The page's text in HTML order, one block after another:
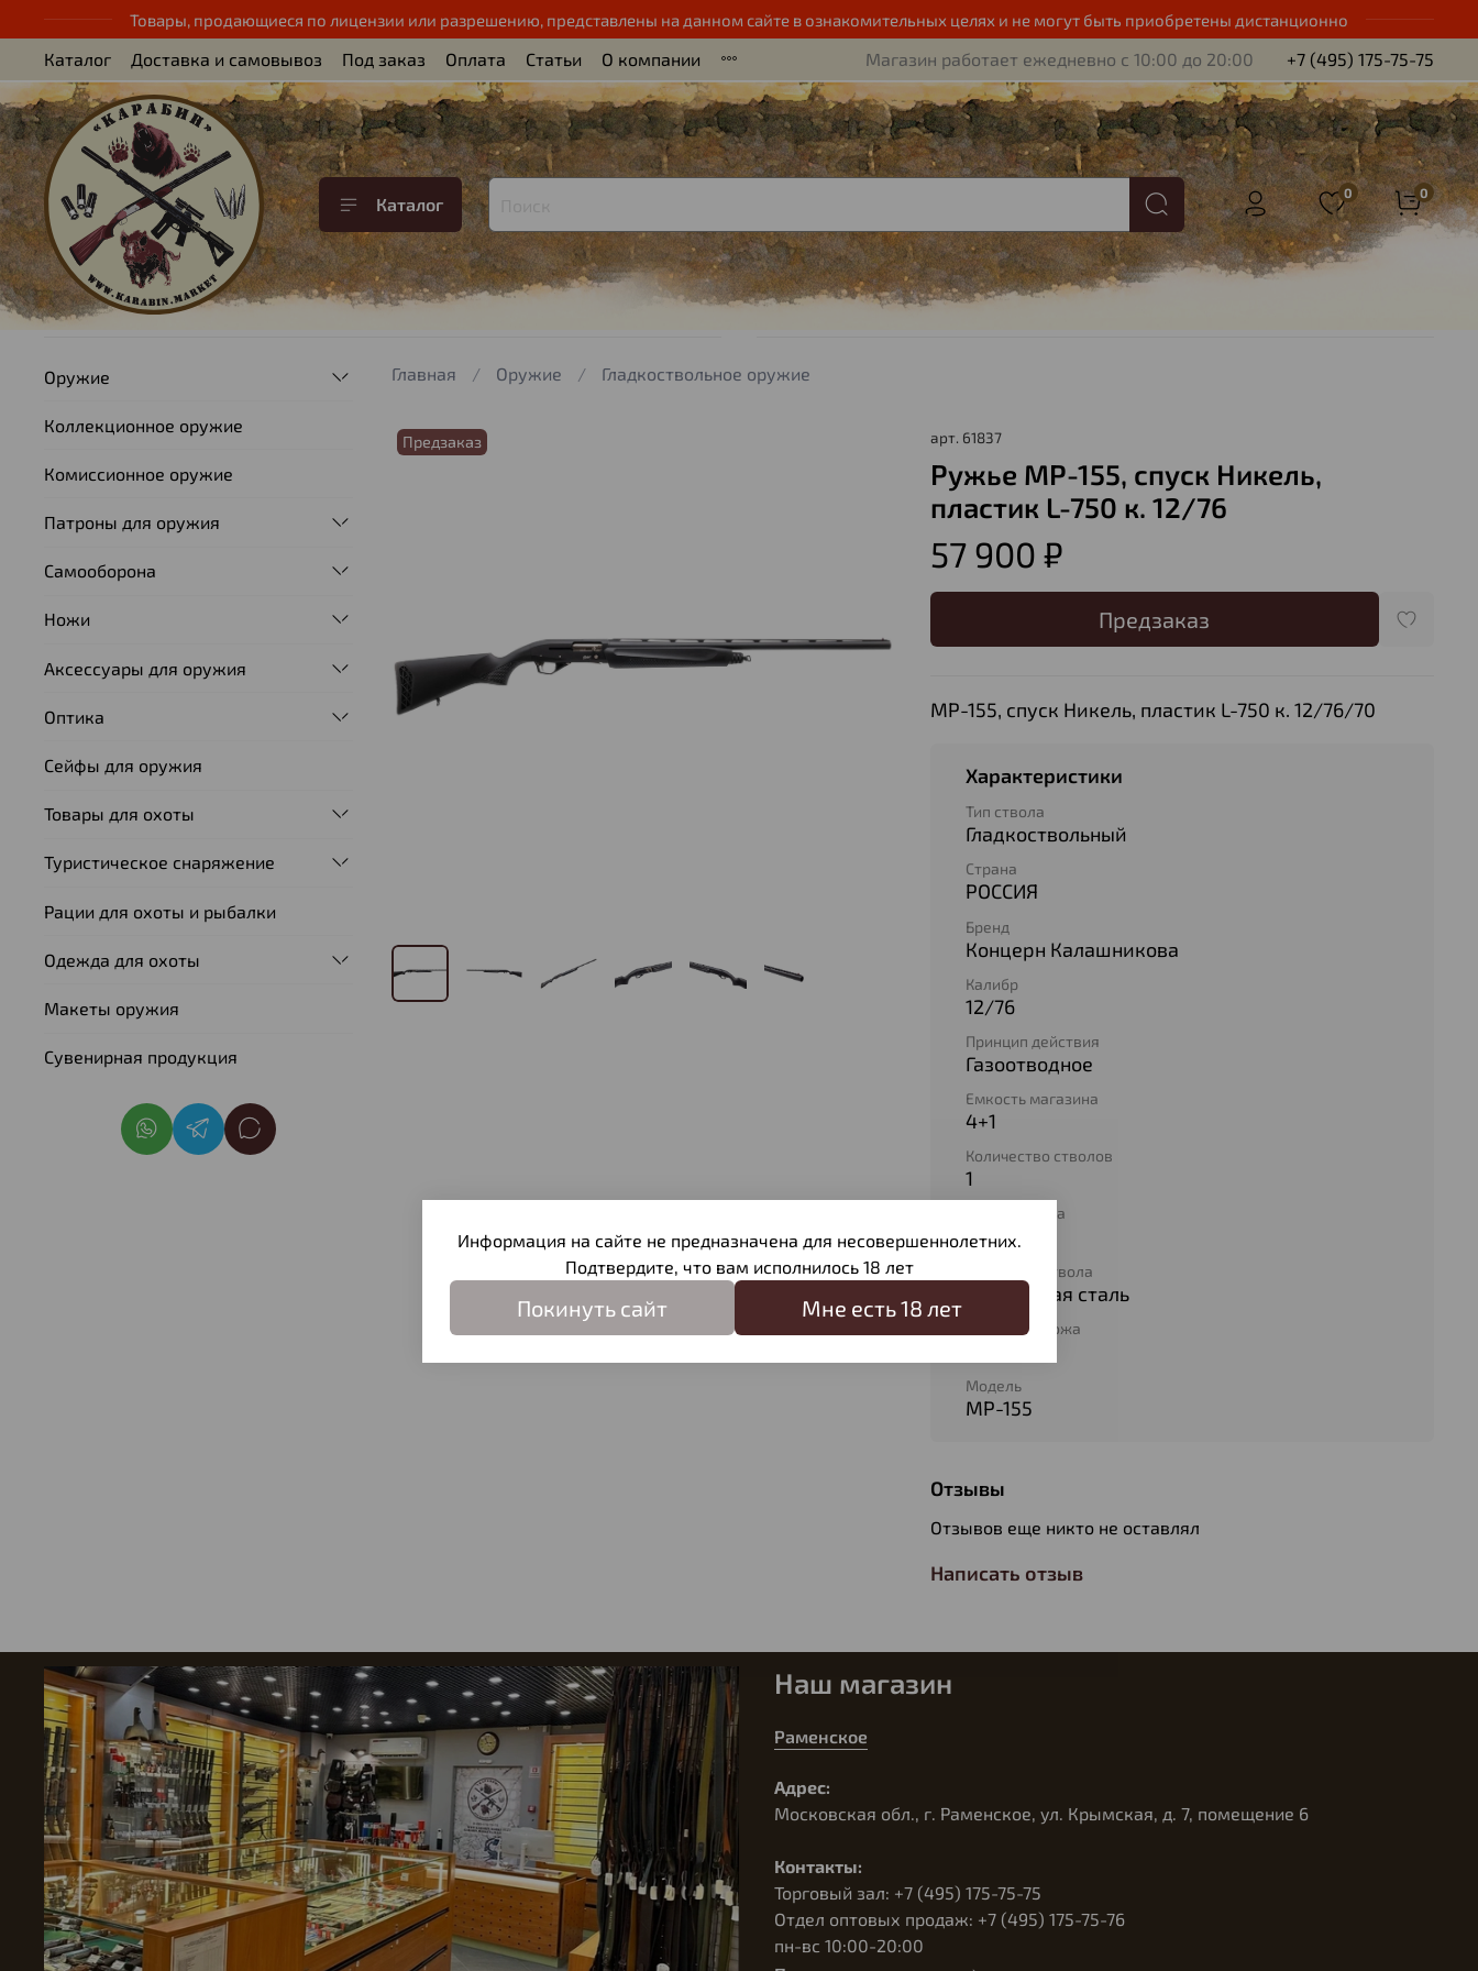
Товары, продающиеся по лицензии или разрешению, представлены на данном сайте в ознакомительных целях и не могут быть приобретены дистанционно
Каталог Доставка и самовывоз Под заказ Оплата Статьи О компании Магазин работает ежедневно с 10:00 до 20:00 +7 (495) 175-75-75
Каталог
0 0
Главная Оружие Гладкоствольное оружие
Предзаказ арт. 61837
Ружье МР-155, спуск Никель,
пластик L-750 к. 12/76
57 900 ₽
Предзаказ
МР-155, спуск Никель, пластик L-750 к. 12/76/70
Характеристики
Тип ствола
Гладкоствольный
Страна
РОССИЯ
Бренд
Концерн Калашникова
Калибр
12/76
Принцип действия
Газоотводное
Емкость магазина
4+1
Количество стволов
1
Длина ствола
750
Материал ствола
Оружейная сталь
Материал ложа
Модель
МР-155
Отзывы
Отзывов еще никто не оставлял
Написать отзыв
Оружие
Коллекционное оружие
Комиссионное оружие
Патроны для оружия
Самооборона
Ножи
Аксессуары для оружия
Оптика
Сейфы для оружия
Товары для охоты
Туристическое снаряжение
Рации для охоты и рыбалки
Одежда для охоты
Макеты оружия
Сувенирная продукция
Наш магазин
Раменское
Адрес:
Московская обл., г. Раменское, ул. Крымская, д. 7, помещение 6
Контакты:
Торговый зал: +7 (495) 175-75-75
Отдел оптовых продаж: +7 (495) 175-75-76
пн-вс 10:00-20:00
Информация на сайте не предназначена для несовершеннолетних.
Подтвердите, что вам исполнилось 18 лет
Покинуть сайт Мне есть 18 лет